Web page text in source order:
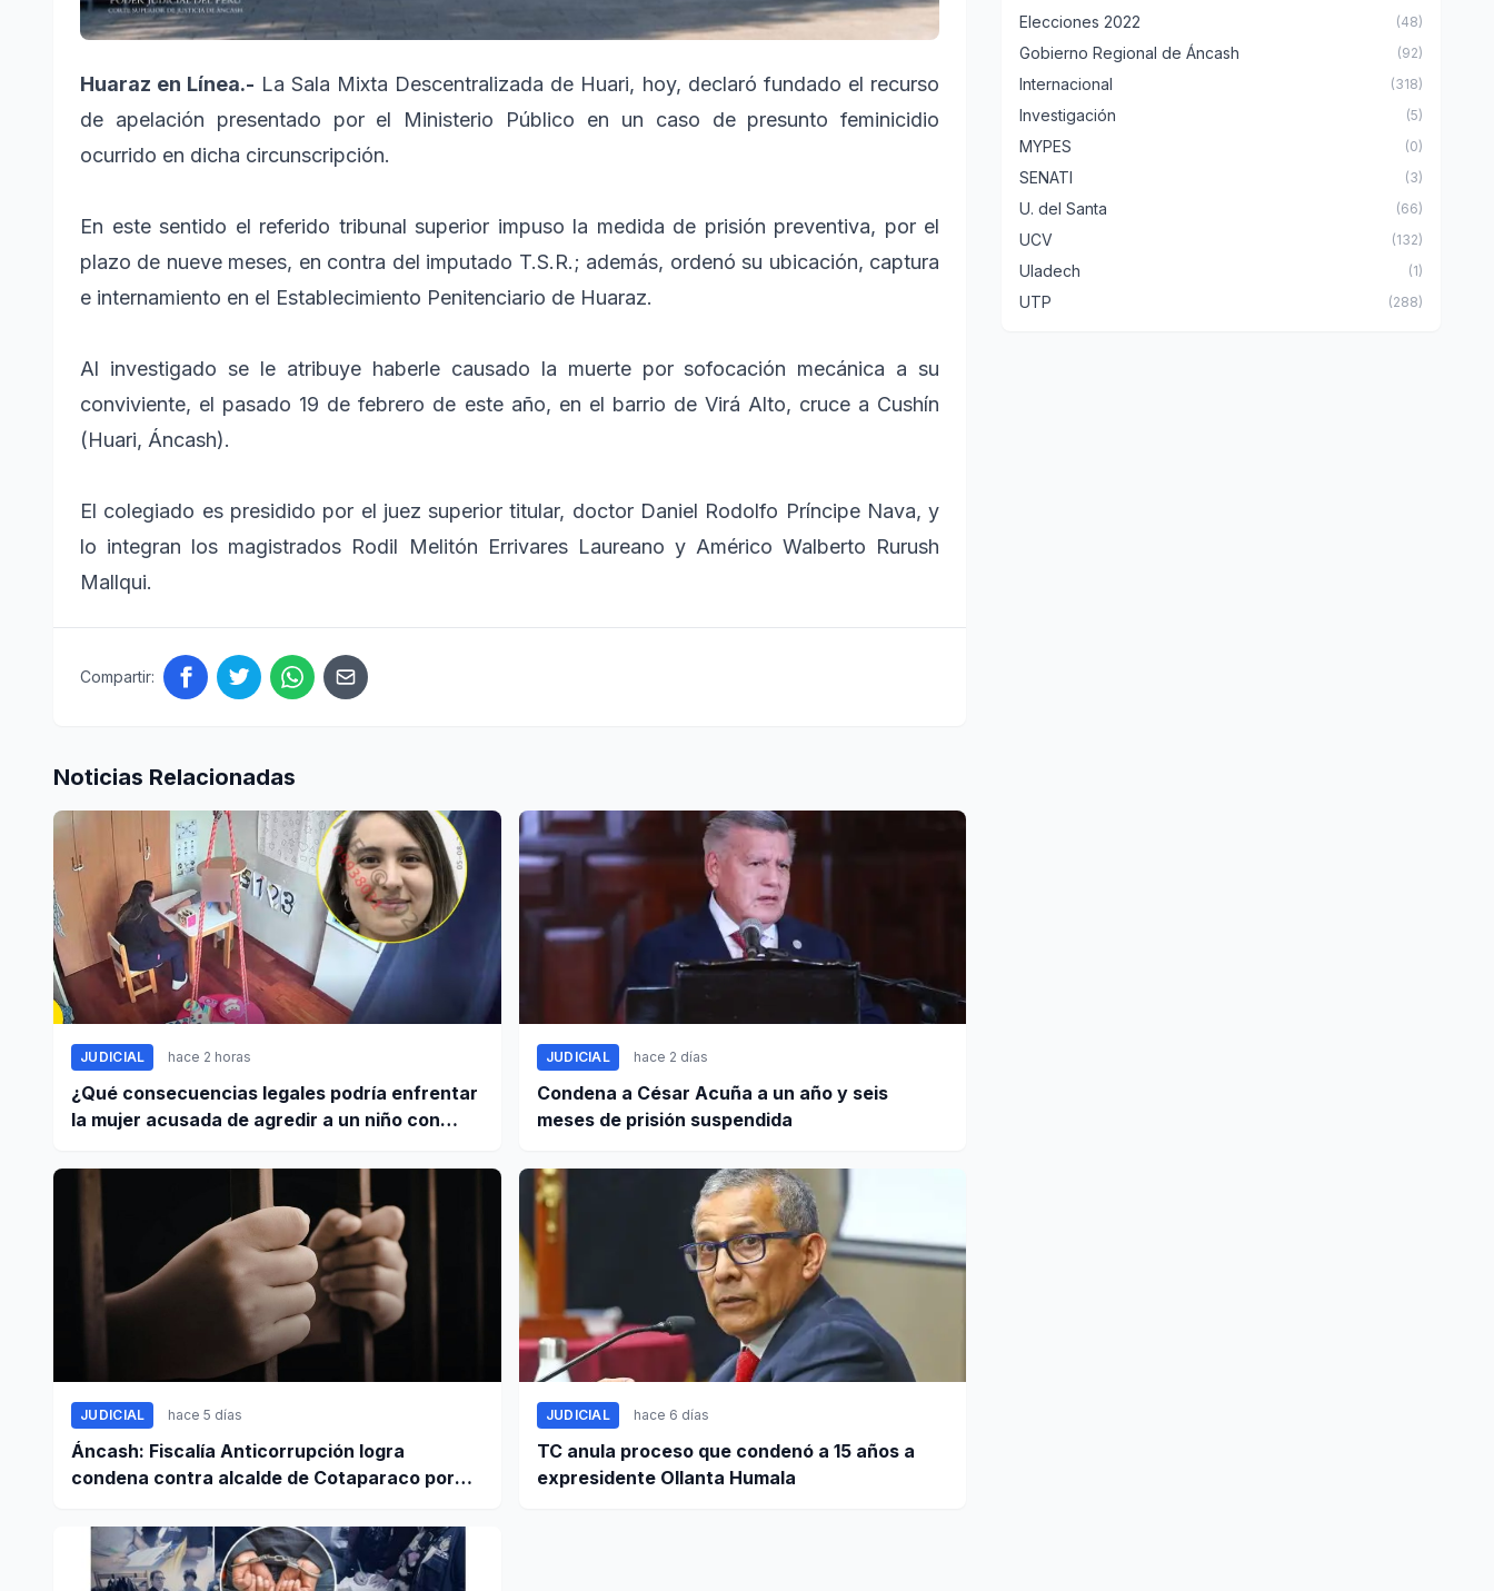
Huaraz en Línea.- La Sala Mixta Descentralizada de Huari, hoy, declaró fundado el recurso
de apelación presentado por el Ministerio Público en un caso de presunto feminicidio
ocurrido en dicha circunscripción.
En este sentido el referido tribunal superior impuso la medida de prisión preventiva, por el
plazo de nueve meses, en contra del imputado T.S.R.; además, ordenó su ubicación, captura
e internamiento en el Establecimiento Penitenciario de Huaraz.
Al investigado se le atribuye haberle causado la muerte por sofocación mecánica a su
conviviente, el pasado 19 de febrero de este año, en el barrio de Virá Alto, cruce a Cushín
(Huari, Áncash).
El colegiado es presidido por el juez superior titular, doctor Daniel Rodolfo Príncipe Nava, y
lo integran los magistrados Rodil Melitón Errivares Laureano y Américo Walberto Rurush
Mallqui.
Compartir:
Noticias Relacionadas
JUDICIAL hace 2 horas
¿Qué consecuencias legales podría enfrentar
la mujer acusada de agredir a un niño con
JUDICIAL hace 2 días
Condena a César Acuña a un año y seis
meses de prisión suspendida
JUDICIAL hace 5 días
Áncash: Fiscalía Anticorrupción logra
condena contra alcalde de Cotaparaco por
JUDICIAL hace 6 días
TC anula proceso que condenó a 15 años a
expresidente Ollanta Humala
Elecciones 2022 (48)
Gobierno Regional de Áncash (92)
Internacional (318)
Investigación (5)
MYPES (0)
SENATI (3)
U. del Santa (66)
UCV (132)
Uladech (1)
UTP (288)